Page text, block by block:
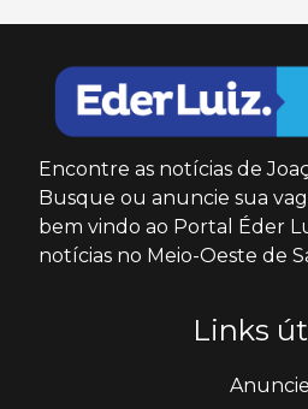
Encontre as notícias de
Busque ou anuncie sua
bem vindo ao Portal Éder
notícias no Meio-Oeste de
Links
Anuncie